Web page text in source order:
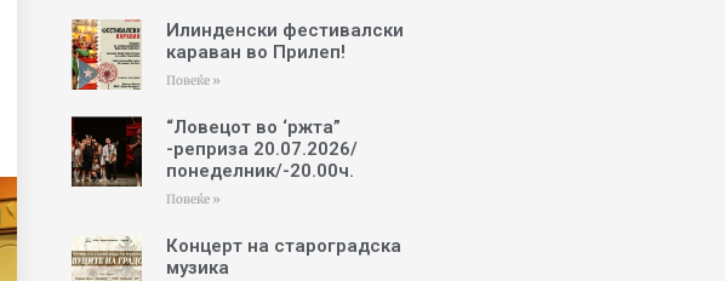
Илинденски фестивалски
караван во Прилеп!
Повеќе »
“Ловецот во ‘ржта”
-реприза 20.07.2026/
понеделник/-20.00ч.
Повеќе »
Концерт на староградска
музика